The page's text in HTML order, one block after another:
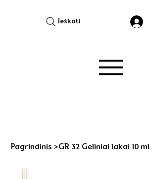
Ieškoti
Pagrindinis >GR 32 Geliniai lakai 10 ml